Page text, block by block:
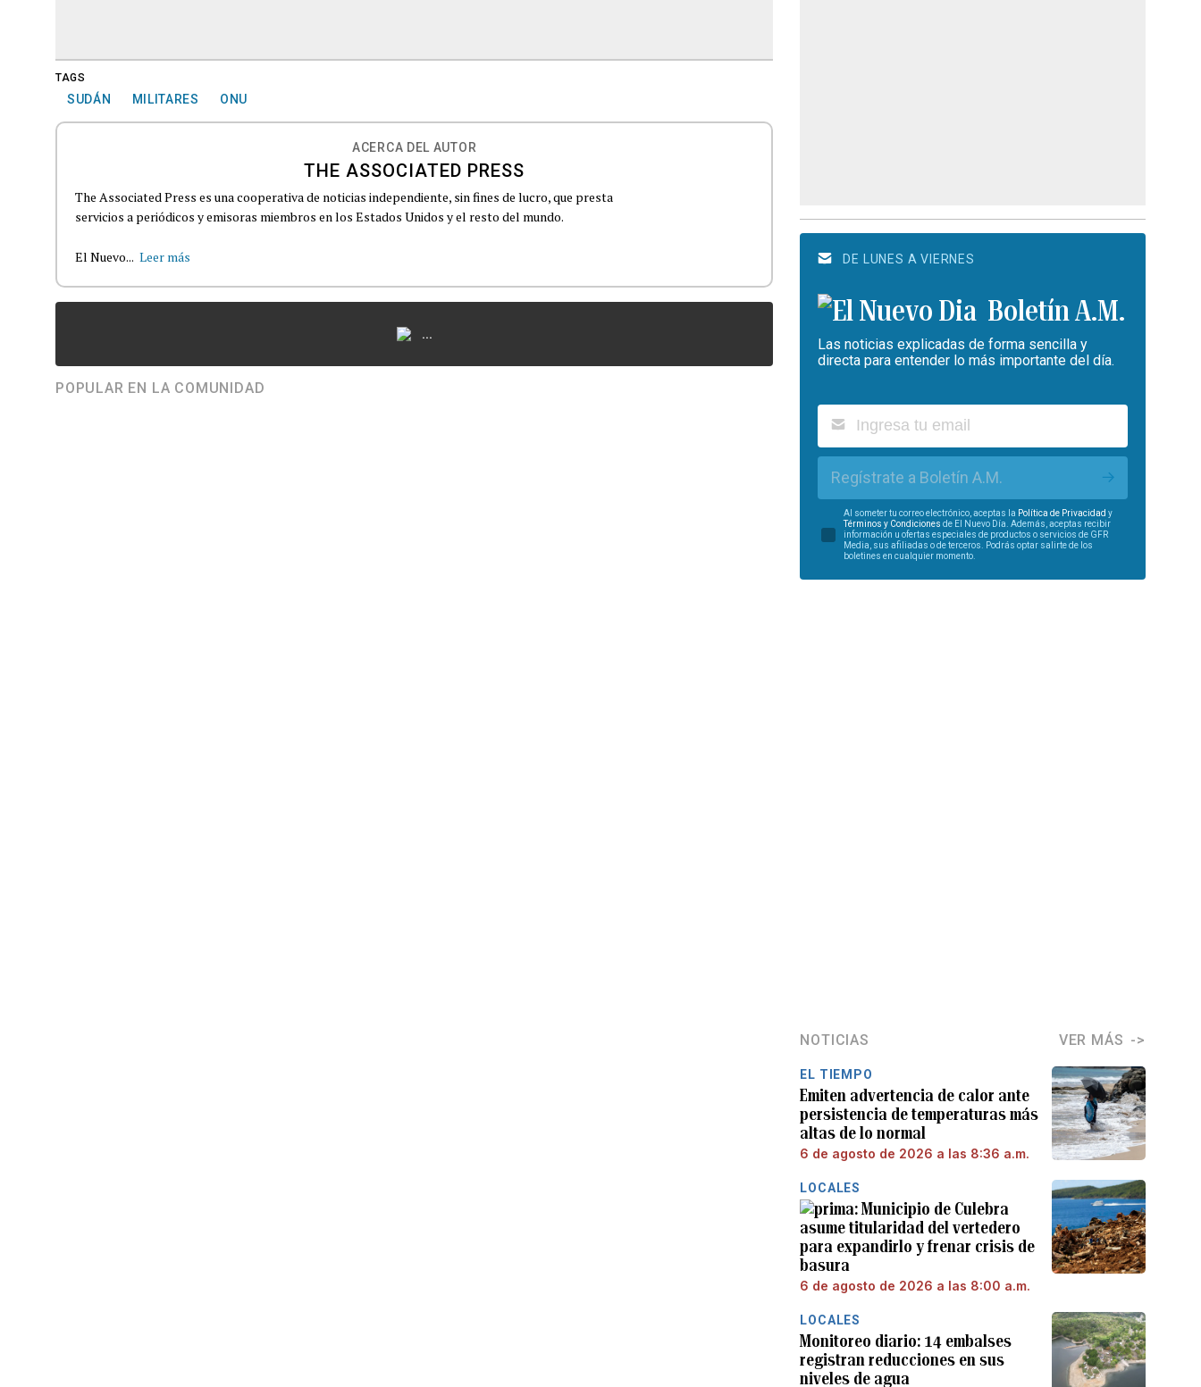
TAGS
SUDÁN MILITARES ONU
ACERCA DEL AUTOR
THE ASSOCIATED PRESS
The Associated Press es una cooperativa de noticias independiente, sin fines de lucro, que presta
servicios a periódicos y emisoras miembros en los Estados Unidos y el resto del mundo.
El Nuevo... Leer más
...
POPULAR EN LA COMUNIDAD
DE LUNES A VIERNES
Boletín A.M.
Las noticias explicadas de forma sencilla y
directa para entender lo más importante del día.
Regístrate a Boletín A.M.
Al someter tu correo electrónico, aceptas la Política de Privacidad y
Términos y Condiciones de El Nuevo Día. Además, aceptas recibir
información u ofertas especiales de productos o servicios de GFR
Media, sus afiliadas o de terceros. Podrás optar salirte de los
boletines en cualquier momento.
NOTICIAS VER MÁS
EL TIEMPO
Emiten advertencia de calor ante
persistencia de temperaturas más
altas de lo normal
6 de agosto de 2026 a las 8:36 a.m.
LOCALES
Municipio de Culebra
asume titularidad del vertedero
para expandirlo y frenar crisis de
basura
6 de agosto de 2026 a las 8:00 a.m.
LOCALES
Monitoreo diario: 14 embalses
registran reducciones en sus
niveles de agua